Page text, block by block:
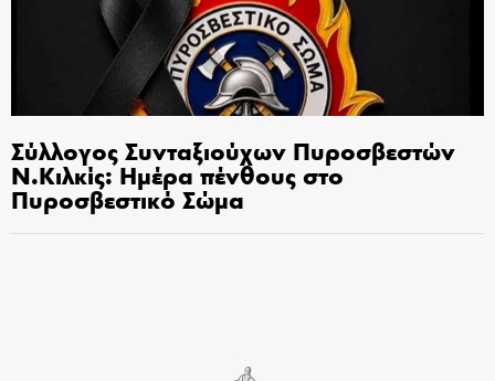
Σύλλογος Συνταξιούχων Πυροσβεστών
Ν.Κιλκίς: Ημέρα πένθους στο
Πυροσβεστικό Σώμα